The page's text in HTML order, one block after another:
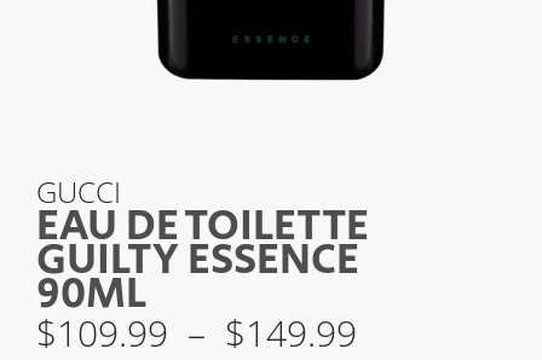
GUCCI
EAU DE TOILETTE
GUILTY ESSENCE
90ML
$109.99 – $149.99